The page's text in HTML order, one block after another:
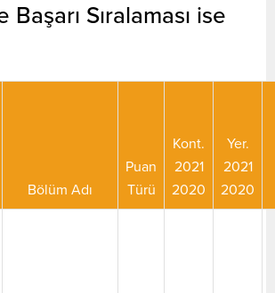
Başarı Sıralaması ise
Bölüm Adı
Puan
Türü
Kont.
2021
2020
Yer.
2021
2020